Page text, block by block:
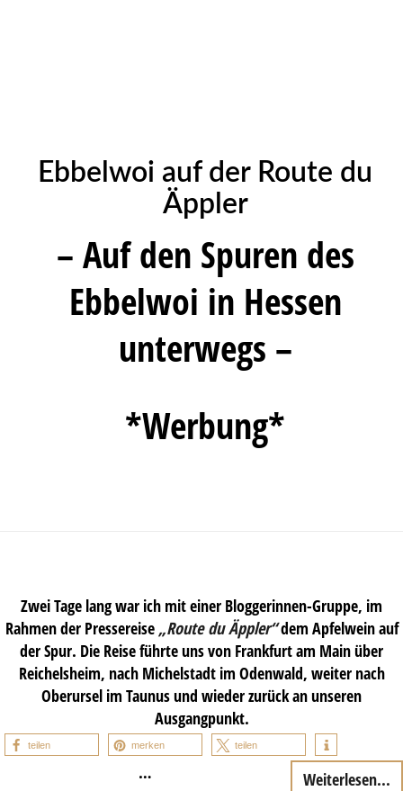
Ebbelwoi auf der Route du
Äppler
– Auf den Spuren des
Ebbelwoi in Hessen
unterwegs –
*Werbung*
Zwei Tage lang war ich mit einer Bloggerinnen-Gruppe, im
Rahmen der Pressereise „Route du Äppler“dem Apfelwein auf
der Spur. Die Reise führte uns von Frankfurt am Main über
Reichelsheim, nach Michelstadt im Odenwald, weiter nach
Oberursel im Taunus und wieder zurück an unseren
Ausgangpunkt.
teilen merken teilen
… Weiterlesen...